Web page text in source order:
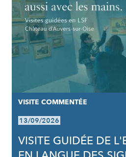
VISITE COMMENTÉE
13/09/2026
VISITE GUIDÉE DE